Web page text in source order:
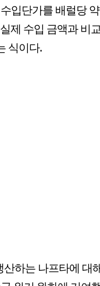
입단가를 배럴당
제 수입 금액과 비
식이다.
하는 나프타에 대